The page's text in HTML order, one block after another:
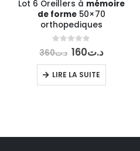
Lot 6 Oreillers à mémoire
de forme 50×70
orthopediques
0 out of 5
د.ت360 Le
prix
initial
était :
د.ت360.
د.ت160 Le
prix
LIRE LA SUITE